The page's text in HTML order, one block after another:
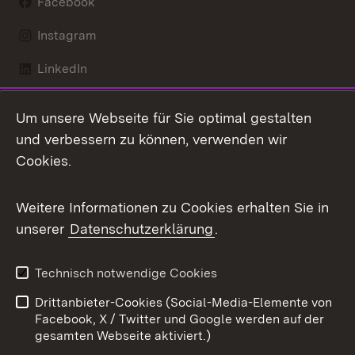
Instagram
LinkedIn
X / Twitter
Youtube
Kontakt
Datenschutz
Barrierefreiheit
Impressum
Cookies
Um unsere Webseite für Sie optimal gestalten
und verbessern zu können, verwenden wir
Cookies.
Weitere Informationen zu Cookies erhalten Sie in
unserer Datenschutzerklärung.
Technisch notwendige Cookies
Drittanbieter-Cookies (Social-Media-Elemente von
Facebook, X / Twitter und Google werden auf der
gesamten Webseite aktiviert.)